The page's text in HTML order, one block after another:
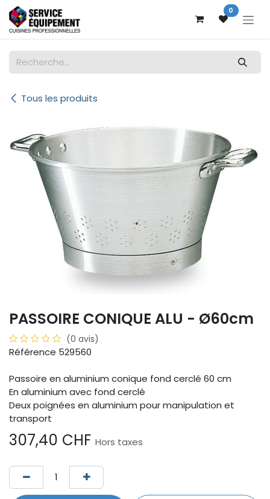
Se rendre au contenu 0
Tous les produits
PASSOIRE CONIQUE ALU - Ø60cm
(0 avis)
Référence 529560
Passoire en aluminium conique fond cerclé 60 cm
En aluminium avec fond cerclé
Deux poignées en aluminium pour manipulation et
transport
307,40 CHF Hors taxes